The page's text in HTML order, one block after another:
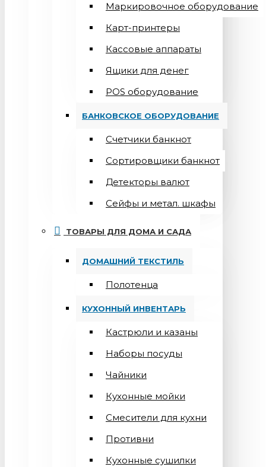
Маркировочное оборудование
Карт-принтеры
Кассовые аппараты
Ящики для денег
POS оборудование
БАНКОВСКОЕ ОБОРУДОВАНИЕ
Счетчики банкнот
Сортировщики банкнот
Детекторы валют
Сейфы и метал. шкафы
ТОВАРЫ ДЛЯ ДОМА И САДА
ДОМАШНИЙ ТЕКСТИЛЬ
Полотенца
КУХОННЫЙ ИНВЕНТАРЬ
Кастрюли и казаны
Наборы посуды
Чайники
Кухонные мойки
Смесители для кухни
Противни
Кухонные сушилки